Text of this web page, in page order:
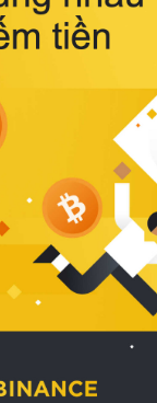
Bên cạnh đó, việc lựa
sản phẩm đạt chuẩn
tế còn giúp ngăn ngừa
khuẩn và nấm mốc
thời tiết nóng ẩm. Bạn
thêm các nghiên cứu
động của giấc ngủ và
phòng ngủ đối với sức
người tại Sleep
Link) để có cái nhìn toàn
2. Các tiêu chí vàng khi
chăn ga gối đệm cao
ngủ
Để sở hữu một bộ chăn
cao cấp hoàn hảo cả
công năng, người tiêu
nhắc kỹ lưỡng các tiêu